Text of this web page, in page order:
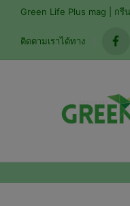
Green Life Plus mag | ก
ติดตามเราได้ทาง